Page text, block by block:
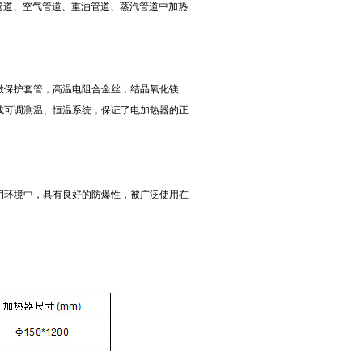
道、空气管道、重油管道、蒸汽管道中加热
护套管，高温电阻合金丝，结晶氧化镁
调测温、恒温系统，保证了电加热器的正
境中，具有良好的防爆性，被广泛使用在